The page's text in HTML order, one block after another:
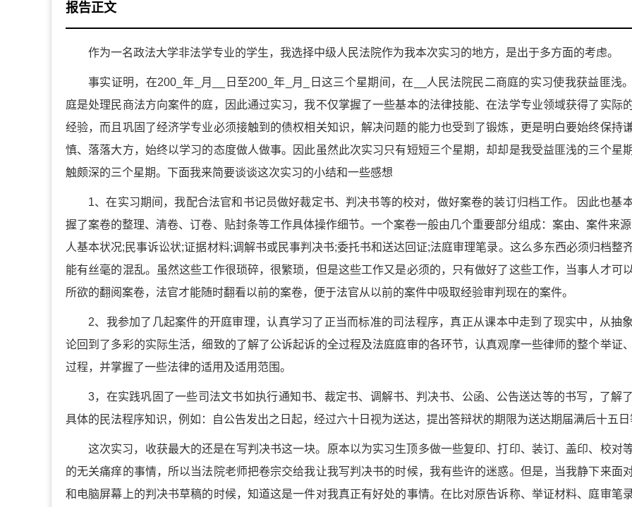
报告正文
作为一名政法大学非法学专业的学生，我选择中级人民法院作为我本次实习的地方，是出于多方面的考虑。
事实证明，在200_年_月__日至200_年_月_日这三个星期间，在__人民法院民二商庭的实习使我获益匪浅
庭是处理民商法方向案件的庭，因此通过实习，我不仅掌握了一些基本的法律技能、在法学专业领域获得了实际
经验，而且巩固了经济学专业必须接触到的债权相关知识，解决问题的能力也受到了锻炼，更是明白要始终保持
慎、落落大方，始终以学习的态度做人做事。因此虽然此次实习只有短短三个星期，却却是我受益匪浅的三个星
触颇深的三个星期。下面我来简要谈谈这次实习的小结和一些感想
1、在实习期间，我配合法官和书记员做好裁定书、判决书等的校对，做好案卷的装订归档工作。 因此也基
握了案卷的整理、清卷、订卷、贴封条等工作具体操作细节。一个案卷一般由几个重要部分组成：案由、案件来
人基本状况;民事诉讼状;证据材料;调解书或民事判决书;委托书和送达回证;法庭审理笔录。这么多东西必须归档整
能有丝毫的混乱。虽然这些工作很琐碎，很繁琐，但是这些工作又是必须的，只有做好了这些工作，当事人才可
所欲的翻阅案卷，法官才能随时翻看以前的案卷，便于法官从以前的案件中吸取经验审判现在的案件。
2、我参加了几起案件的开庭审理，认真学习了正当而标准的司法程序，真正从课本中走到了现实中，从抽
论回到了多彩的实际生活，细致的了解了公诉起诉的全过程及法庭庭审的各环节，认真观摩一些律师的整个举证
过程，并掌握了一些法律的适用及适用范围。
3，在实践巩固了一些司法文书如执行通知书、裁定书、调解书、判决书、公函、公告送达等的书写，了解
具体的民法程序知识，例如：自公告发出之日起，经过六十日视为送达，提出答辩状的期限为送达期届满后十五
这次实习，收获最大的还是在写判决书这一块。原本以为实习生顶多做一些复印、打印、装订、盖印、校对
的无关痛痒的事情，所以当法院老师把卷宗交给我让我写判决书的时候，我有些许的迷惑。但是，当我静下来面
和电脑屏幕上的判决书草稿的时候，知道这是一件对我真正有好处的事情。在比对原告诉称、举证材料、庭审笔